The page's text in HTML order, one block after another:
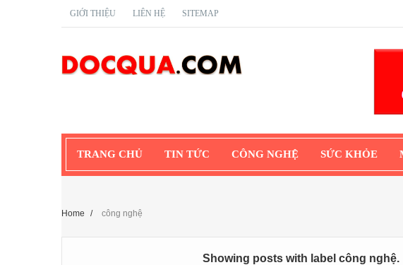
GIỚI THIỆU LIÊN HỆ SITEMAP
TRANG CHỦ TIN TỨC CÔNG NGHỆ SỨC KHỎE
Home / công nghệ
Showing posts with labelcông nghệ.